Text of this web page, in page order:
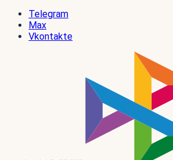
Telegram
Max
Vkontakte